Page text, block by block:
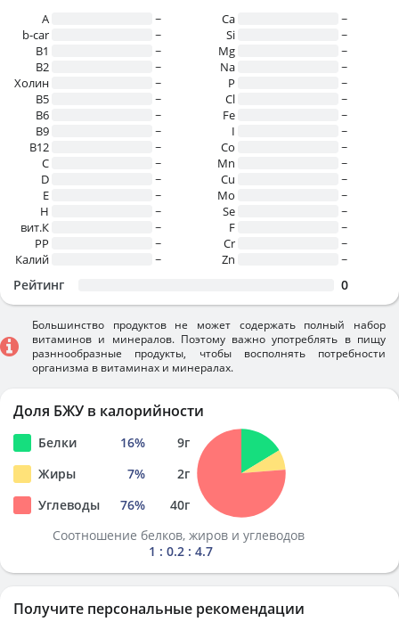
A
~
b-car
~
В1
~
B2
~
Холин
~
B5
~
B6
~
B9
~
B12
~
C
~
D
~
E
~
H
~
вит.К
~
PP
~
Калий
~
Ca
~
Si
~
Mg
~
Na
~
P
~
Cl
~
Fe
~
I
~
Co
~
Mn
~
Cu
~
Mo
~
Se
~
F
~
Cr
~
Zn
~
Рейтинг 0
Большинство продуктов не может содержать полный набор
витаминов и минералов. Поэтому важно употреблять в пищу
разннообразные продукты, чтобы восполнять потребности
организма в витаминах и минералах.
Доля БЖУ в калорийности
Белки 16% 9г
Жиры
7% 2г
Углеводы
76% 40г
Соотношение белков, жиров и углеводов
1 : 0.2 : 4.7
Получите персональные рекомендации